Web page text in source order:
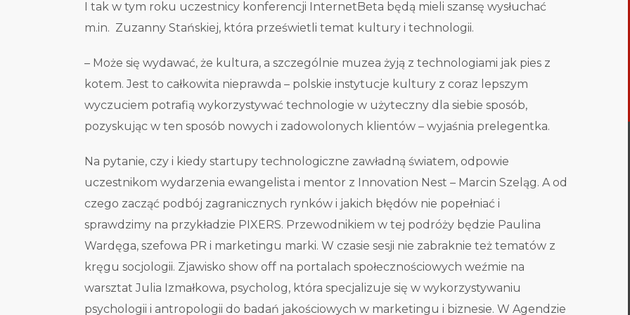
I tak w tym roku uczestnicy konferencji InternetBeta będą mieli szansę wysłuchać
m.in. Zuzanny Stańskiej, która prześwietli temat kultury i technologii.
– Może się wydawać, że kultura, a szczególnie muzea żyją z technologiami jak pies z
kotem. Jest to całkowita nieprawda – polskie instytucje kultury z coraz lepszym
wyczuciem potrafią wykorzystywać technologie w użyteczny dla siebie sposób,
pozyskując w ten sposób nowych i zadowolonych klientów – wyjaśnia prelegentka.
Na pytanie, czy i kiedy startupy technologiczne zawładną światem, odpowie
uczestnikom wydarzenia ewangelista i mentor z Innovation Nest – Marcin Szeląg. A od
czego zacząć podbój zagranicznych rynków i jakich błędów nie popełniać i
sprawdzimy na przykładzie PIXERS. Przewodnikiem w tej podróży będzie Paulina
Wardęga, szefowa PR i marketingu marki. W czasie sesji nie zabraknie też tematów z
kręgu socjologii. Zjawisko show off na portalach społecznościowych weźmie na
warsztat Julia Izmałkowa, psycholog, która specjalizuje się w wykorzystywaniu
psychologii i antropologii do badań jakościowych w marketingu i biznesie. W Agendzie